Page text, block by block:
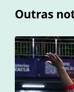
Outras